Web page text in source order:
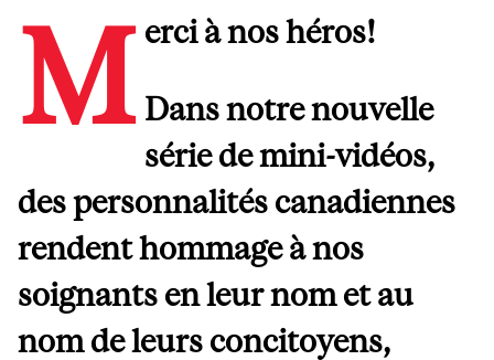
M erci à nos héros!
Dans notre nouvelle
série de mini-vidéos,
des personnalités canadiennes
rendent hommage à nos
soignants en leur nom et au
nom de leurs concitoyens,